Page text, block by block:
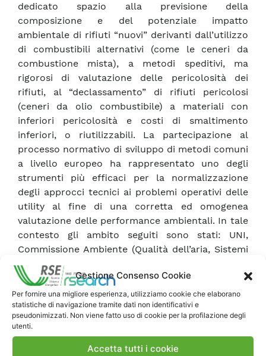
Gestione Consenso Cookie
Per fornire una migliore esperienza, utilizziamo cookie che elaborano
statistiche di navigazione tramite dati non identificativi e
pseudonimizzati. Non viene fatto uso di cookie per la profilazione degli
utenti.
Accetta tutti i cookie
dedicato spazio alla previsione della
composizione e del potenziale impatto
ambientale di rifiuti “nuovi” derivanti dall’utilizzo
di combustibili alternativi (come le ceneri da
combustione mista), a metodi speditivi, ma
rigorosi di valutazione delle pericolosità dei
rifiuti, al “declassamento” di rifiuti pericolosi
(ceneri da olio combustibile) a materiali con
inferiori pericolosità e costi di smaltimento
inferiori, o riutilizzabili. La partecipazione al
processo normativo di sviluppo di metodi comuni
a livello europeo ha rappresentato uno degli
strumenti più efficaci per la normalizzazione
degli approcci tecnici ai problemi operativi delle
utility al fine di una corretta ed omogenea
valutazione delle performance ambientali. In tale
contesto gli ambito seguiti sono stati: UNI,
Commissione Ambiente (Qualità dell’aria, Sistemi
di Gestione Ambientale, Suolo e Rifiuti, Impatto
Ambientale) e gruppi internazionali (CEN TC 264
e 292 ISO TC 207); UNICHIM, Commissioni Qualità
dell’acqua, Suoli e falde contaminati: I principali
risultati raggiunti hanno riguardato la
caratterizzazione delle emissioni gassose (metalli
in traccia, H2S, SOx, O2, CO, NOx) e gestione